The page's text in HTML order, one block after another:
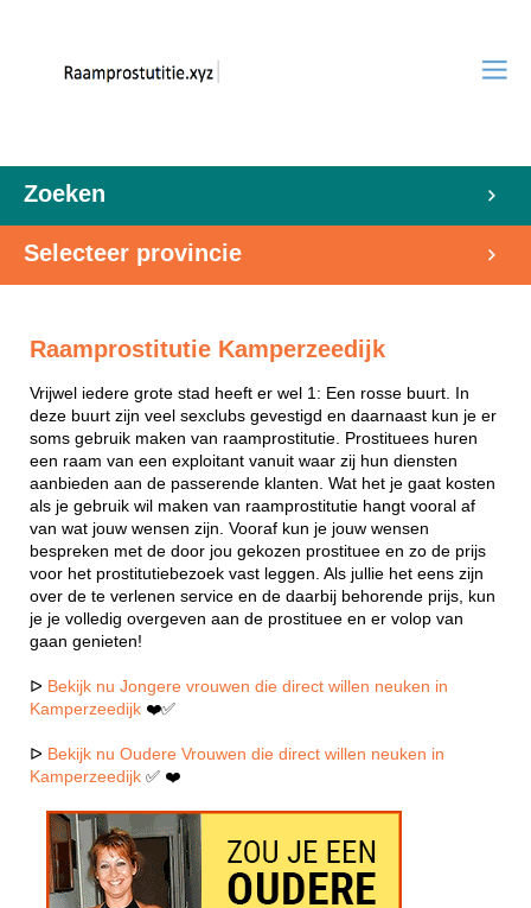
Zoeken
Selecteer provincie
Raamprostitutie Kamperzeedijk
Vrijwel iedere grote stad heeft er wel 1: Een rosse buurt. In
deze buurt zijn veel sexclubs gevestigd en daarnaast kun je er
soms gebruik maken van raamprostitutie. Prostituees huren
een raam van een exploitant vanuit waar zij hun diensten
aanbieden aan de passerende klanten. Wat het je gaat kosten
als je gebruik wil maken van raamprostitutie hangt vooral af
van wat jouw wensen zijn. Vooraf kun je jouw wensen
bespreken met de door jou gekozen prostituee en zo de prijs
voor het prostitutiebezoek vast leggen. Als jullie het eens zijn
over de te verlenen service en de daarbij behorende prijs, kun
je je volledig overgeven aan de prostituee en er volop van
gaan genieten!
ᐅ Bekijk nu Jongere vrouwen die direct willen neuken in
Kamperzeedijk ❤️✅
ᐅ Bekijk nu Oudere Vrouwen die direct willen neuken in
Kamperzeedijk ✅ ❤️